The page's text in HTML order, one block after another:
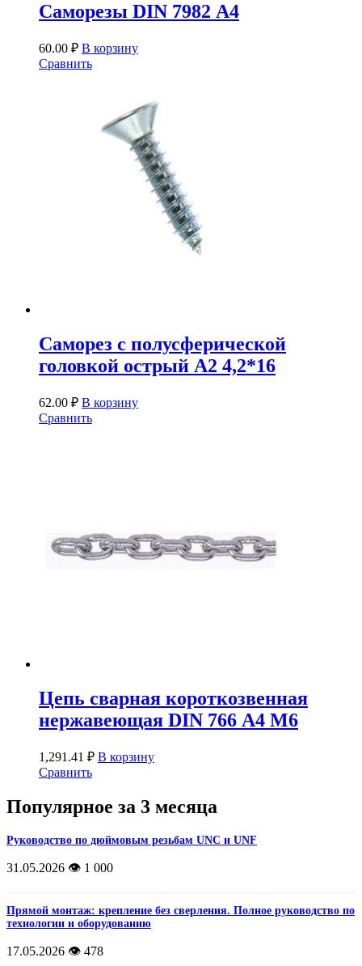
Саморезы DIN 7982 А4
60.00 ₽ В корзину
Сравнить
Саморез с полусферической
головкой острый A2 4,2*16
62.00 ₽ В корзину
Сравнить
Цепь сварная короткозвенная
нержавеющая DIN 766 А4 М6
1,291.41 ₽ В корзину
Сравнить
Популярное за 3 месяца
Руководство по дюймовым резьбам UNC и UNF
31.05.2026 👁️ 1 000
Прямой монтаж: крепление без сверления. Полное руководство по
технологии и оборудованию
17.05.2026 👁️ 478